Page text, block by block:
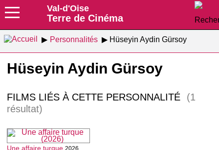
Val-d'Oise
Terre de Cinéma
Personnalités Hüseyin Aydin Gürsoy
Hüseyin Aydin Gürsoy
FILMS LIÉS À CETTE PERSONNALITÉ
(1
résultat)
Une affaire turque 2026